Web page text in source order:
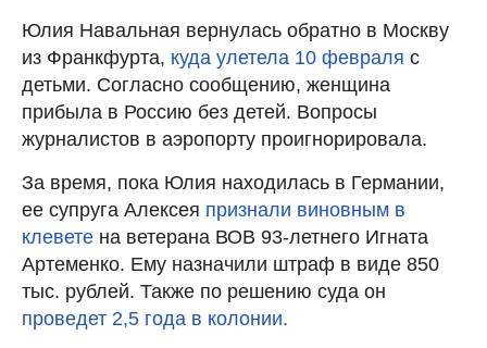
Юлия Навальная вернулась обратно в Москву
из Франкфурта, куда улетела 10 февраля с
детьми. Согласно сообщению, женщина
прибыла в Россию без детей. Вопросы
журналистов в аэропорту проигнорировала.
За время, пока Юлия находилась в Германии,
ее супруга Алексея признали виновным в
клевете на ветерана ВОВ 93-летнего Игната
Артеменко. Ему назначили штраф в виде 850
тыс. рублей. Также по решению суда он
проведет 2,5 года в колонии.